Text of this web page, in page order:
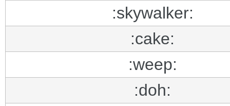
:skywalker:
:cake:
:weep:
:doh: